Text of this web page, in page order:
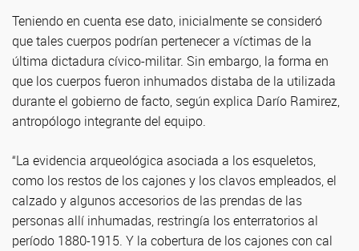
Teniendo en cuenta ese dato, inicialmente se consideró
que tales cuerpos podrían pertenecer a víctimas de la
última dictadura cívico-militar. Sin embargo, la forma en
que los cuerpos fueron inhumados distaba de la utilizada
durante el gobierno de facto, según explica Darío Ramirez,
antropólogo integrante del equipo.
“La evidencia arqueológica asociada a los esqueletos,
como los restos de los cajones y los clavos empleados, el
calzado y algunos accesorios de las prendas de las
personas allí inhumadas, restringía los enterratorios al
período 1880-1915. Y la cobertura de los cajones con cal